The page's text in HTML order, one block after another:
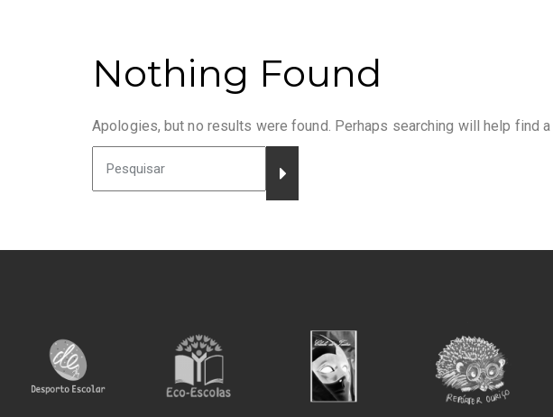
Nothing Found
Apologies, but no results were found. Perhaps searching will help find